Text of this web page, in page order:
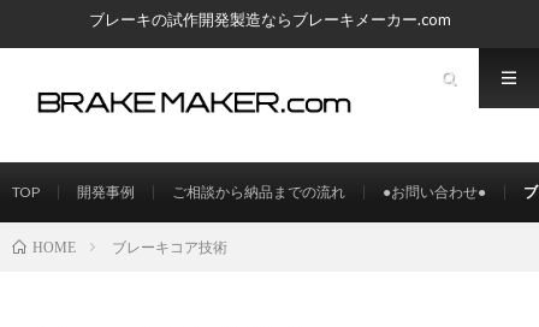
ブレーキの試作開発製造ならブレーキメーカー.com
TOP 開発事例 ご相談から納品までの流れ ●お問い合わせ●
HOME ブレーキコア技術